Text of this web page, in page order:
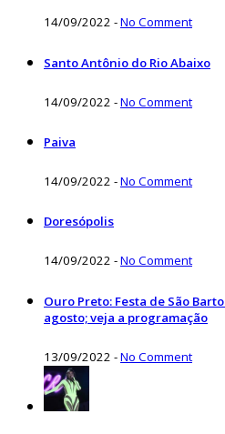
14/09/2022 -No Comment
Santo Antônio do Rio Abaixo
14/09/2022 -No Comment
Paiva
14/09/2022 -No Comment
Doresópolis
14/09/2022 -No Comment
Ouro Preto: Festa de São
agosto; veja a programação
13/09/2022 -No Comment